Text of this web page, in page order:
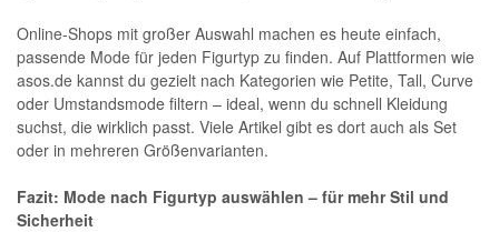
Online-Shops mit großer Auswahl machen es heute einfach,
passende Mode für jeden Figurtyp zu finden. Auf Plattformen wie
asos.de kannst du gezielt nach Kategorien wie Petite, Tall, Curve
oder Umstandsmode filtern – ideal, wenn du schnell Kleidung
suchst, die wirklich passt. Viele Artikel gibt es dort auch als Set
oder in mehreren Größenvarianten.
Fazit: Mode nach Figurtyp auswählen – für mehr Stil und
Sicherheit